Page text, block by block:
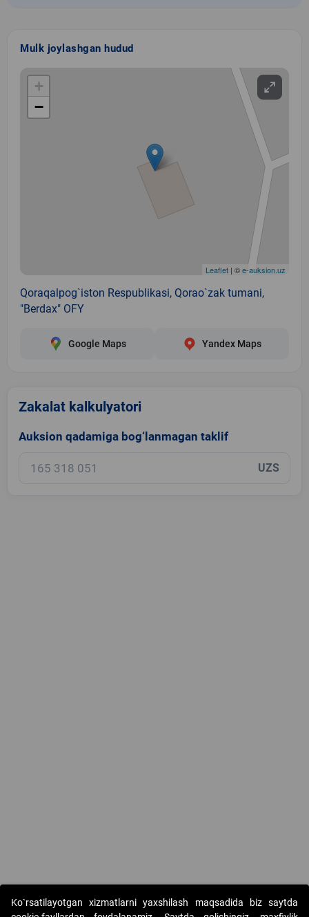
Mulk joylashgan hudud
+
−
Leaflet | ©e-auksion.uz
Qoraqalpog`iston Respublikasi, Qorao`zak tumani,
"Berdax" OFY
Google Maps Yandex Maps
Zakalat kalkulyatori
Auksion qadamiga bog‘lanmagan taklif
UZS
Ko`rsatilayotgan xizmatlarni yaxshilash maqsadida biz saytda